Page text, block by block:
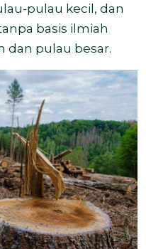
pulau kecil, dan
basis ilmiah
dan pulau besar.